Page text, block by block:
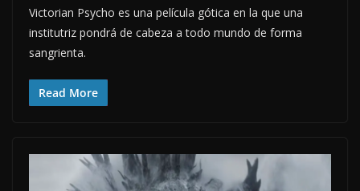
Victorian Psycho es una película gótica en la que una
institutriz pondrá de cabeza a todo mundo de forma
sangrienta.
Read More